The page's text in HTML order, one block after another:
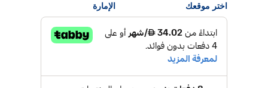
اختر موقعك الإمارة